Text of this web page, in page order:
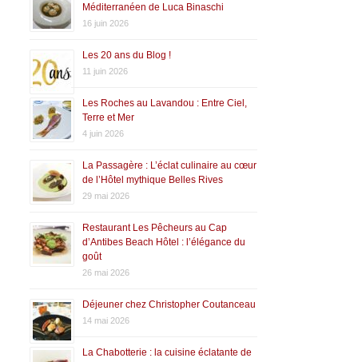
Méditerranéen de Luca Binaschi
16 juin 2026
Les 20 ans du Blog !
11 juin 2026
Les Roches au Lavandou : Entre Ciel,
Terre et Mer
4 juin 2026
La Passagère : L’éclat culinaire au cœur
de l’Hôtel mythique Belles Rives
29 mai 2026
Restaurant Les Pêcheurs au Cap
d’Antibes Beach Hôtel : l’élégance du
goût
26 mai 2026
Déjeuner chez Christopher Coutanceau
14 mai 2026
La Chabotterie : la cuisine éclatante de